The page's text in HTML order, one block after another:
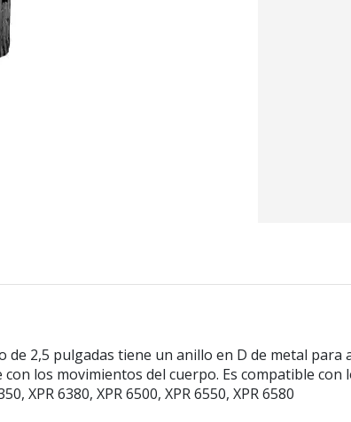
2,5 pulgadas tiene un anillo en D de metal
los movimientos del cuerpo. Es compatible con
XPR 6380, XPR 6500, XPR 6550, XPR 6580